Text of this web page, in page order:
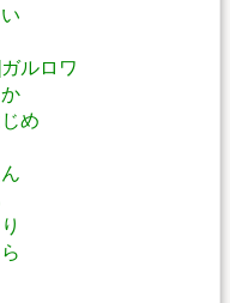
ルロワ
め